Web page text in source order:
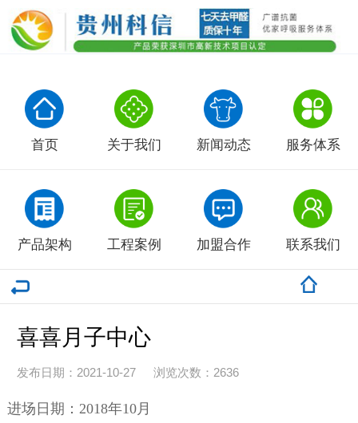
首页 关于我们 新闻动态 服务体系
产品架构 工程案例 加盟合作 联系我们
喜喜月子中心
发布日期：2021-10-27 浏览次数： 2636
进场日期：2018年10月